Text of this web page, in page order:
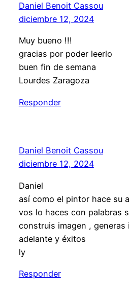
Daniel Benoit Cassou
diciembre 12, 2024
Muy bueno !!!
gracias por poder leerlo
buen fin de semana
Lourdes Zaragoza
Responder
Daniel Benoit Cassou
diciembre 12, 2024
Daniel
así como el pintor hace su
vos lo haces con palabras
construis imagen , generas
adelante y éxitos
ly
Responder